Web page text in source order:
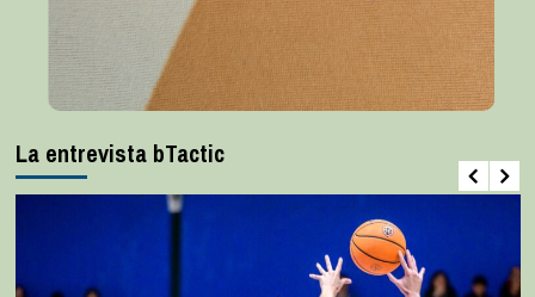
La entrevista bTactic